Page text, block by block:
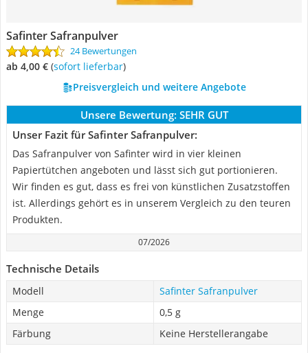
Safinter Safranpulver
24 Bewertungen
ab 4,00 € ( Sofort lieferbar)
Preisvergleich und weitere Angebote
Unsere Bewertung: SEHR GUT
Unser Fazit für Safinter Safranpulver:
Das Safranpulver von Safinter wird in vier kleinen
Papiertütchen angeboten und lässt sich gut portionieren.
Wir finden es gut, dass es frei von künstlichen Zusatzstoffen
ist. Allerdings gehört es in unserem Vergleich zu den teuren
Produkten.
07/2026
Technische Details
Modell
Safinter Safranpulver
Menge
0,5 g
Färbung
Keine Herstellerangabe